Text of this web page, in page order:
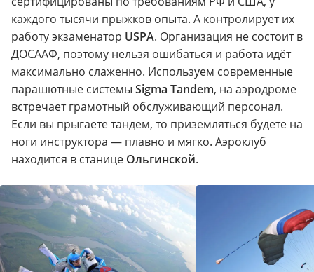
каждого тысячи прыжков опыта. А контролирует их
работу экзаменатор USPA. Организация не состоит в
ДОСААФ, поэтому нельзя ошибаться и работа идёт
максимально слаженно. Используем современные
парашютные системы Sigma Tandem, на аэродроме
встречает грамотный обслуживающий персонал.
Если вы прыгаете тандем, то приземляться будете на
ноги инструктора — плавно и мягко. Аэроклуб
находится в станице Ольгинской.